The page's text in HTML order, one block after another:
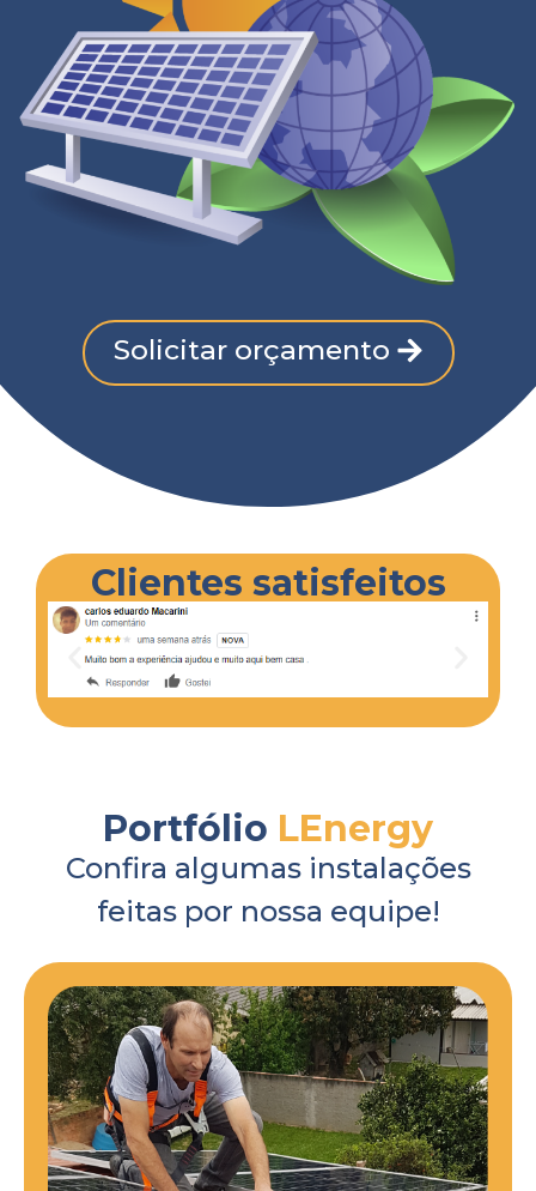
Solicitar orçamento
Clientes satisfeitos
Portfólio LEnergy
Confira algumas instalações
feitas por nossa equipe!